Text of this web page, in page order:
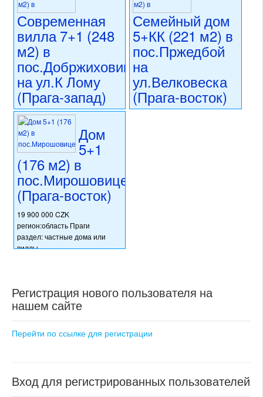
25 000 000 CZK
регион:область Праги
раздел: частные дома или
виллы
состояние: стандарт
номер объекта:16495
состояние: стандарт
номер объекта: 20212
Современная
вилла 7+1 (248
м2) в
пос.Добржиховице
на ул.К Лому
(Прага-запад)
20 600 000 CZK
регион:область Праги
раздел: частные дома или
виллы
состояние: стандарт
номер объекта: 20605
Семейный дом
5+КК (221 м2) в
пос.Пржедбой
на
ул.Велковеска
(Прага-восток)
Дом
5+1
(176 м2) в
пос.Мирошовице
(Прага-восток)
19 900 000 CZK
регион:область Праги
раздел: частные дома или
виллы
Регистрация нового пользователя на
нашем сайте
Перейти по ссылке для регистрации
Вход для регистрированных пользователей